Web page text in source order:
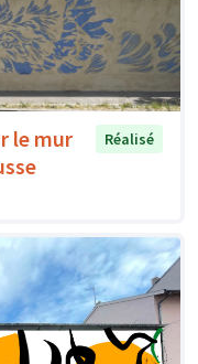
le mur
Réalisé